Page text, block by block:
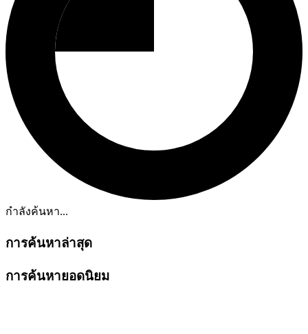
กำลังค้นหา...
การค้นหาล่าสุด
การค้นหายอดนิยม